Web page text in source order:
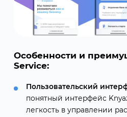
Особенности и
Service:
Пользовательский
понятный интерфейс
легкость в управлении